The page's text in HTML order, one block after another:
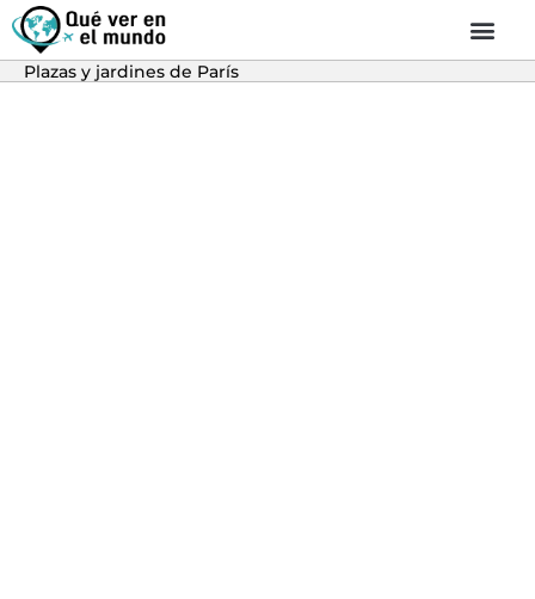
Plazas y jardines de París